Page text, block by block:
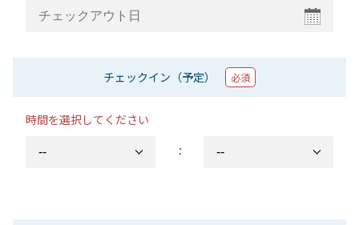
チェックイン（予定） 必須
時間を選択してください
：